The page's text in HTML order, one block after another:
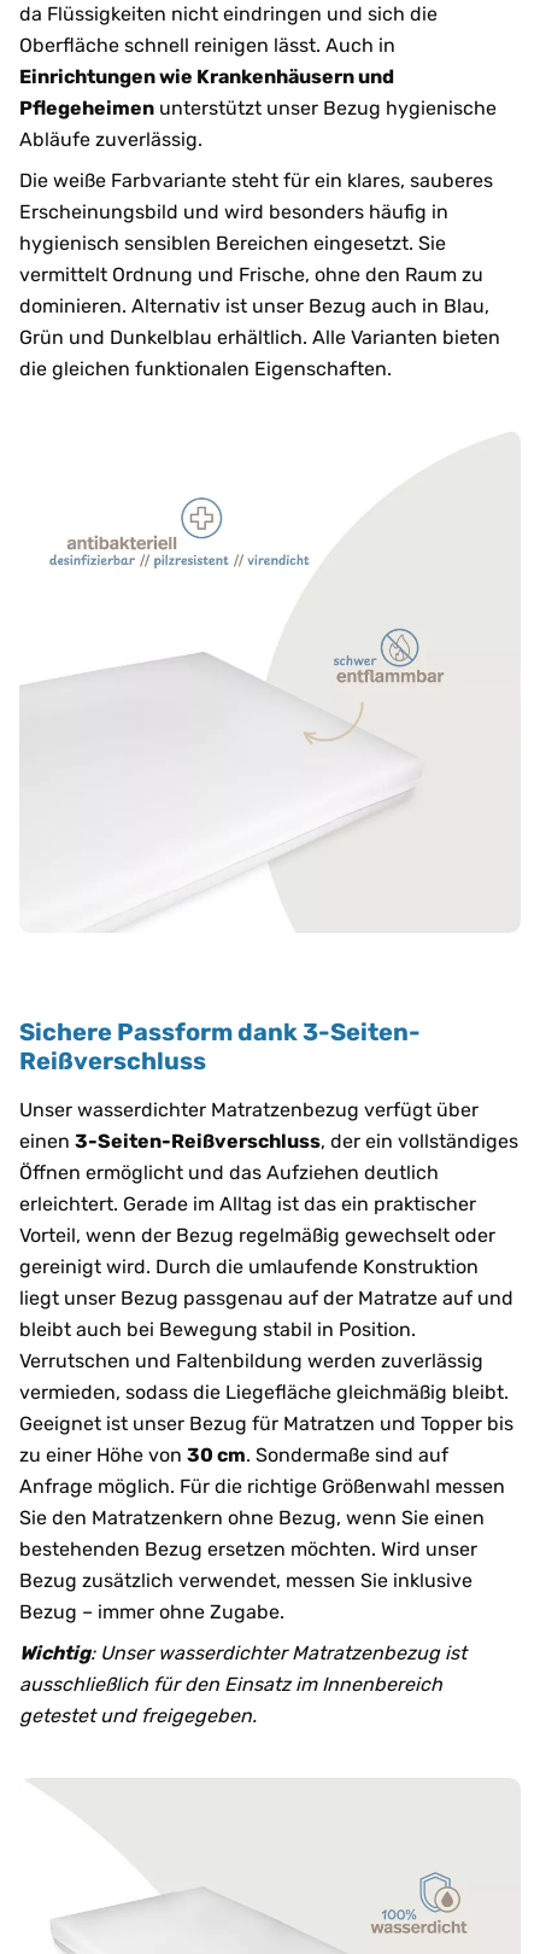
da Flüssigkeiten nicht eindringen und sich die
Oberfläche schnell reinigen lässt. Auch in
Einrichtungen wie Krankenhäusern und
Pflegeheimen unterstützt unser Bezug hygienische
Abläufe zuverlässig.
Die weiße Farbvariante steht für ein klares, sauberes
Erscheinungsbild und wird besonders häufig in
hygienisch sensiblen Bereichen eingesetzt. Sie
vermittelt Ordnung und Frische, ohne den Raum zu
dominieren. Alternativ ist unser Bezug auch in Blau,
Grün und Dunkelblau erhältlich. Alle Varianten bieten
die gleichen funktionalen Eigenschaften.
Sichere Passform dank 3-Seiten-
Reißverschluss
Unser wasserdichter Matratzenbezug verfügt über
einen 3-Seiten-Reißverschluss, der ein vollständiges
Öffnen ermöglicht und das Aufziehen deutlich
erleichtert. Gerade im Alltag ist das ein praktischer
Vorteil, wenn der Bezug regelmäßig gewechselt oder
gereinigt wird. Durch die umlaufende Konstruktion
liegt unser Bezug passgenau auf der Matratze auf und
bleibt auch bei Bewegung stabil in Position.
Verrutschen und Faltenbildung werden zuverlässig
vermieden, sodass die Liegefläche gleichmäßig bleibt.
Geeignet ist unser Bezug für Matratzen und Topper bis
zu einer Höhe von 30 cm. Sondermaße sind auf
Anfrage möglich. Für die richtige Größenwahl messen
Sie den Matratzenkern ohne Bezug, wenn Sie einen
bestehenden Bezug ersetzen möchten. Wird unser
Bezug zusätzlich verwendet, messen Sie inklusive
Bezug – immer ohne Zugabe.
Wichtig: Unser wasserdichter Matratzenbezug ist
ausschließlich für den Einsatz im Innenbereich
getestet und freigegeben.